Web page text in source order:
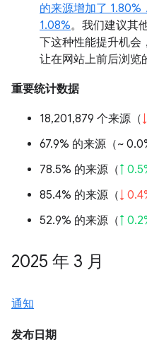
的来源增加了 1.80%
1.08%。我们建议其
下这种性能提升机会
让在网站上前后浏览
重要统计数据
18,201,879 个来源（
67.9% 的来源（~
78.5% 的来源（↑
85.4% 的来源（↓
52.9% 的来源（↑
2025 年 3 月
通知
发布日期